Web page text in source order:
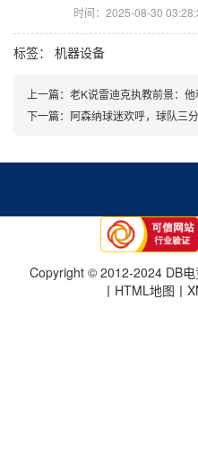
时间：2025-08-30
标签： 机器设备
上一篇： 老K说雷迪克执教前景：他和詹姆
下一篇： 阿森纳球迷欢呼，球队三分
Copyright © 2012-2024 DB
丨 HTML地图 丨